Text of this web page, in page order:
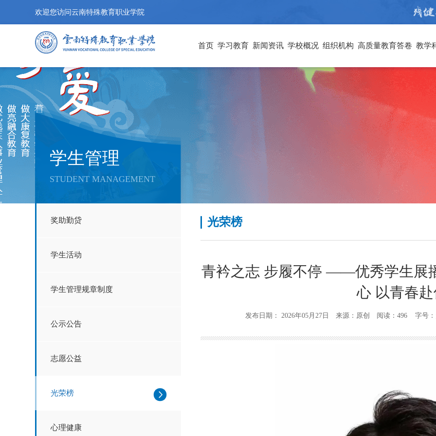
欢迎您访问云南特殊教育职业学院
首页 学习教育 新闻资讯 学校概况 组织机构 高质量教育答卷 教学
学生管理
STUDENT MANAGEMENT
奖助勤贷
学生活动
学生管理规章制度
公示公告
志愿公益
光荣榜
心理健康
光荣榜
青衿之志 步履不停 ——优秀学生展
心 以青春
发布日期： 2026年05月27日 来源：原创 阅读：496 字号：